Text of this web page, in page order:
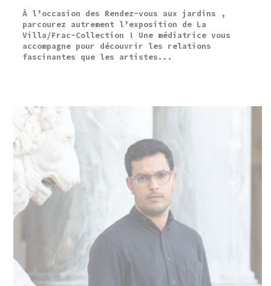
À l’occasion des Rendez-vous aux jardins ,
parcourez autrement l’exposition de La
Villa/Frac-Collection ! Une médiatrice vous
accompagne pour découvrir les relations
fascinantes que les artistes...